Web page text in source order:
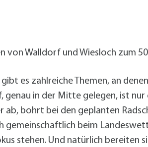
von Walldorf und Wiesloch zum
es zahlreiche Themen, an
genau in der Mitte gelegen, ist
bohrt bei den geplanten
gemeinschaftlich beim
stehen. Und natürlich bereiten